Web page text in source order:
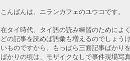
こんばんは、ニランカフェのユウコです。
在タイ時代、タイ語の読み練習のためによ
どの記事を読めば語彙も増えるのでしょう
いものですから、もっぱら三面記事ばかり
ばかりの頃は、モザイクなしで事件現場写